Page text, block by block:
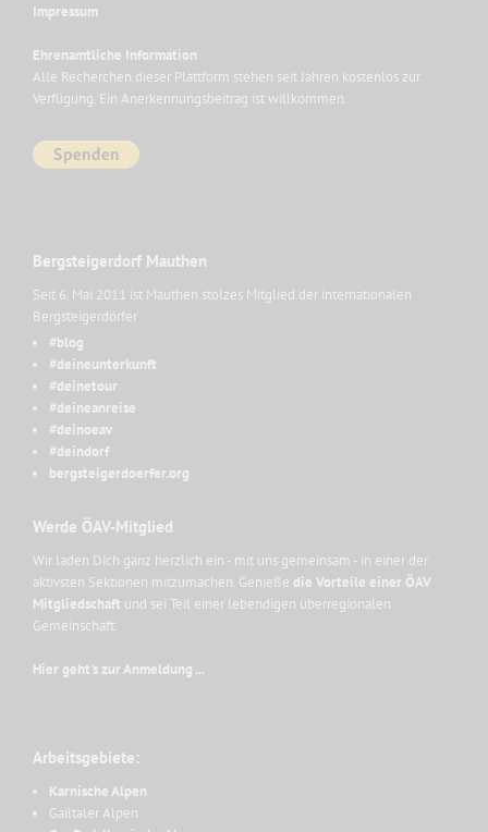
Impressum
Ehrenamtliche Information
Alle Recherchen dieser Plattform stehen seit Jahren kostenlos zur
Verfügung. Ein Anerkennungsbeitrag ist willkommen.
Bergsteigerdorf Mauthen
Seit 6. Mai 2011 ist Mauthen stolzes Mitglied der internationalen
Bergsteigerdörfer
#blog
#deineunterkunft
#deinetour
#deineanreise
#deinoeav
#deindorf
bergsteigerdoerfer.org
Werde ÖAV-Mitglied
Wir laden Dich ganz herzlich ein - mit uns gemeinsam - in einer der
aktivsten Sektionen mitzumachen. Genieße die Vorteile einer ÖAV
Mitgliedschaft und sei Teil einer lebendigen überregionalen
Gemeinschaft.
Hier geht's zur Anmeldung ...
Arbeitsgebiete:
Karnische Alpen
Gailtaler Alpen